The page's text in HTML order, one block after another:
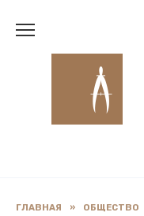
ГЛАВНАЯ » ОБЩЕСТВО